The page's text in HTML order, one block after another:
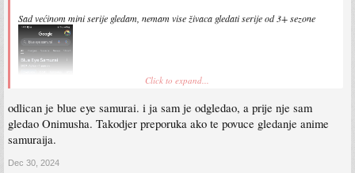
Sad većinom mini serije gledam, nemam vise živaca gledati serije od 3+ sezone
Sent from my SM-S911B using Tapatalk
Click to expand...
odlican je blue eye samurai. i ja sam je odgledao, a prije nje sam
gledao Onimusha. Takodjer preporuka ako te povuce gledanje anime
samuraija.
Dec 30, 2024